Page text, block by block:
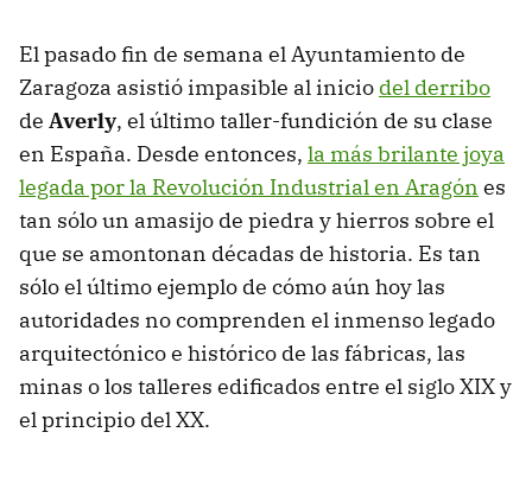
El pasado fin de semana el Ayuntamiento de
Zaragoza asistió impasible al inicio del derribo
de Averly, el último taller-fundición de su clase
en España. Desde entonces, la más brilante joya
legada por la Revolución Industrial en Aragón es
tan sólo un amasijo de piedra y hierros sobre el
que se amontonan décadas de historia. Es tan
sólo el último ejemplo de cómo aún hoy las
autoridades no comprenden el inmenso legado
arquitectónico e histórico de las fábricas, las
minas o los talleres edificados entre el siglo XIX y
el principio del XX.